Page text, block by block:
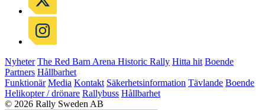
Nyheter The Red Barn Arena Historic Rally Hitta hit Boende
Partners Hållbarhet
Funktionär Media Kontakt Säkerhetsinformation Tävlande Boende
Helikopter / drönare Rallybuss Hållbarhet
© 2026 Rally Sweden AB